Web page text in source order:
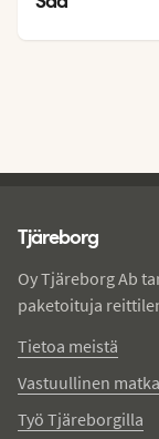
22°
Tjäreborg
Oy Tjäreborg Ab
paketoituja
Tietoa meistä
Vastuullinen
Työ Tjäreborgilla